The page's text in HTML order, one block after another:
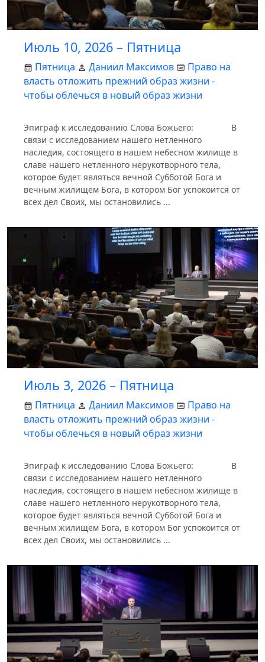
Июль 10, 2026 – Пятница
Пятница Даниил Максимов
Право на
власть отложить прежний образ жизни -
чтобы облечься в новый образ жизни
Эпиграф к исследованию Слова Божьего: В
связи с исследованием нашего нетленного
наследия, состоящего в нашем небесном жилище в
славе нашего нетленного нерукотворного тела,
которое будет являться вечной Субботой Бога и
вечным жилищем Бога, в котором Бог успокоится от
всех дел Своих, мы остановились ...
Июль 3, 2026 – Пятница
Пятница Даниил Максимов
Право на
власть отложить прежний образ жизни -
чтобы облечься в новый образ жизни
Эпиграф к исследованию Слова Божьего: В
связи с исследованием нашего нетленного
наследия, состоящего в нашем небесном жилище в
славе нашего нетленного нерукотворного тела,
которое будет являться вечной Субботой Бога и
вечным жилищем Бога, в котором Бог успокоится от
всех дел Своих, мы остановились ...